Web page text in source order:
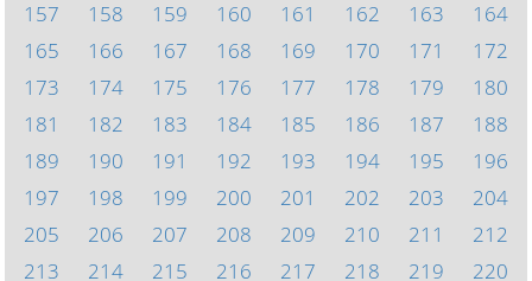
157
158 159 160 161 162 163
164
165
166 167 168 169 170 171
172
173
174 175 176 177 178 179
180
181
182 183 184 185 186 187
188
189
190 191 192 193 194 195
196
197
198 199 200 201 202 203
204
205
206 207 208 209 210 211
212
213
214 215 216 217 218 219 220